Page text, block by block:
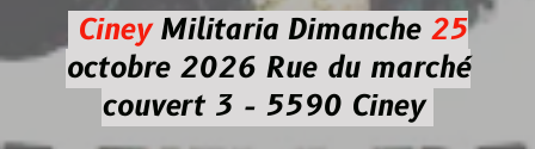
CineyMilitaria Dimanche 25
octobre 2026Rue du marché
couvert 3 - 5590 Ciney